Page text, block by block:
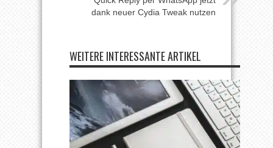
dank neuer Cydia Tweak nutzen
WEITERE INTERESSANTE ARTIKEL